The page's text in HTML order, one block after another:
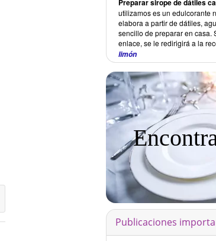
Preparar sirope de dátiles
utilizamos es un edulcorante
elabora a partir de dátiles,
sencillo de preparar en casa.
enlace, se le redirigirá a la
limón
Publicaciones